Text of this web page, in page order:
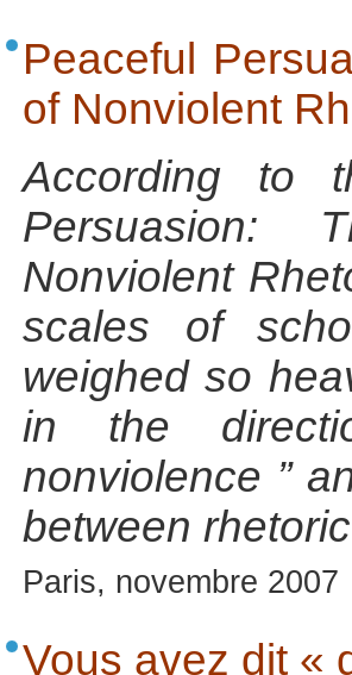
Peaceful
of Nonviolent
According to
Persuasion:
Nonviolent
scales of
weighed so
in the
nonviolence ”
between
Paris, novembre 2007
Vous avez dit «